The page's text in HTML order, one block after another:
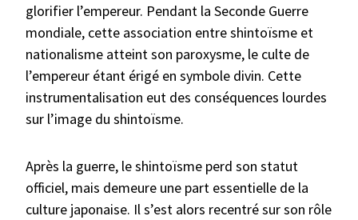
glorifier l’empereur. Pendant la Seconde Guerre
mondiale, cette association entre shintoïsme et
nationalisme atteint son paroxysme, le culte de
l’empereur étant érigé en symbole divin. Cette
instrumentalisation eut des conséquences lourdes
sur l’image du shintoïsme.
Après la guerre, le shintoïsme perd son statut
officiel, mais demeure une part essentielle de la
culture japonaise. Il s’est alors recentré sur son rôle